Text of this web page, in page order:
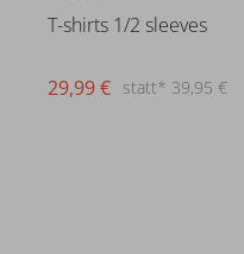
T-shirts 1/2 sleeves
statt* 39,95 €
29,99 €